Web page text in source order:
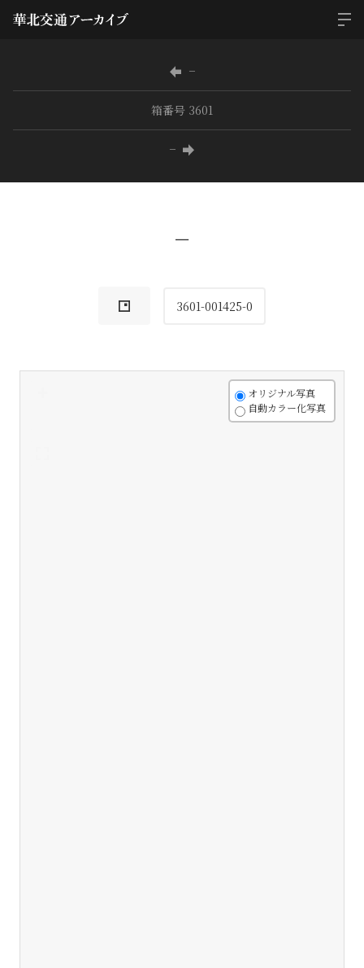
−
箱番号 3601
−
−
3601-001425-0
オリジナル写真
自動カラー化写真